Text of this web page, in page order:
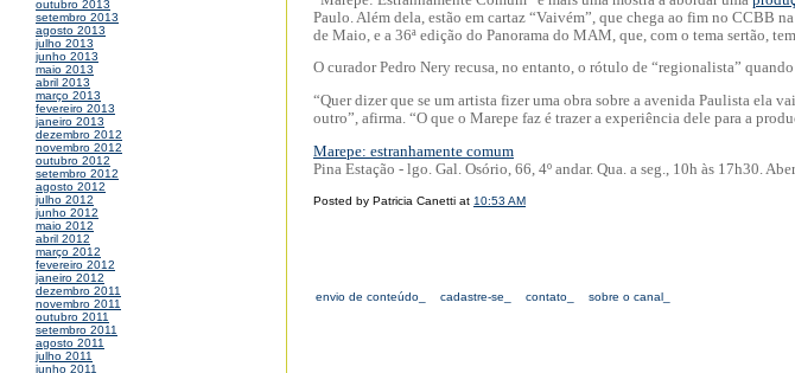
outubro 2013
setembro 2013
agosto 2013
julho 2013
junho 2013
maio 2013
abril 2013
março 2013
fevereiro 2013
janeiro 2013
dezembro 2012
novembro 2012
outubro 2012
setembro 2012
agosto 2012
julho 2012
junho 2012
maio 2012
abril 2012
março 2012
fevereiro 2012
janeiro 2012
dezembro 2011
novembro 2011
outubro 2011
setembro 2011
agosto 2011
julho 2011
junho 2011
Paulo. Além dela, estão em cartaz “Vaivém”, que chega ao fim no CCBB na
de Maio, e a 36ª edição do Panorama do MAM, que, com o tema sertão,
O curador Pedro Nery recusa, no entanto, o rótulo de “regionalista”
“Quer dizer que se um artista fizer uma obra sobre a avenida Paulista ela
outro”, afirma. “O que o Marepe faz é trazer a experiência dele para a
Marepe: estranhamente comum
Pina Estação - lgo. Gal. Osório, 66, 4º andar. Qua. a seg., 10h às 17h30.
Posted by Patricia Canetti at 10:53 AM
envio de conteúdo_ cadastre-se_ contato_ sobre o canal_